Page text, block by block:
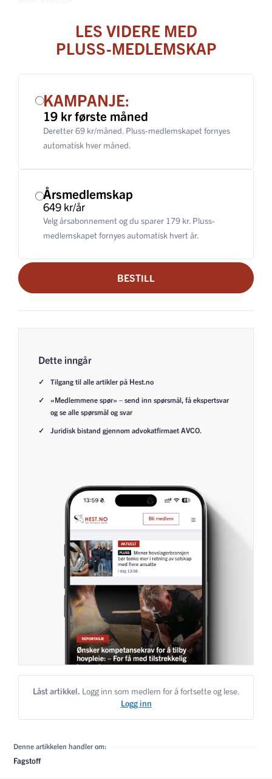
LES VIDERE MED
PLUSS-MEDLEMSKAP
KAMPANJE:
19 kr første måned
Deretter 69 kr/måned. Pluss-medlemskapet fornyes
automatisk hver måned.
Årsmedlemskap
649 kr/år
Velg årsabonnement og du sparer 179 kr. Pluss-
medlemskapet fornyes automatisk hvert år.
BESTILL
Dette inngår
Tilgang til alle artikler på Hest.no
«Medlemmene spør» – send inn spørsmål, få ekspertsvar
og se alle spørsmål og svar
Juridisk bistand gjennom advokatfirmaet AVCO.
Låst artikkel. Logg inn som medlem for å fortsette og lese.
Logg inn
Denne artikkelen handler om:
Fagstoff